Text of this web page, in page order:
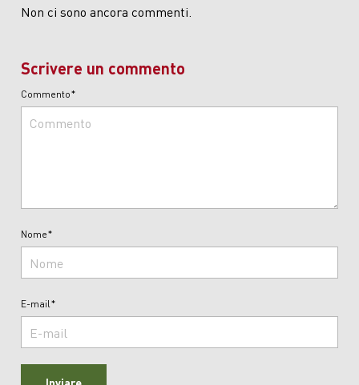
Non ci sono ancora commenti.
Scrivere un commento
Commento*
Nome*
E-mail*